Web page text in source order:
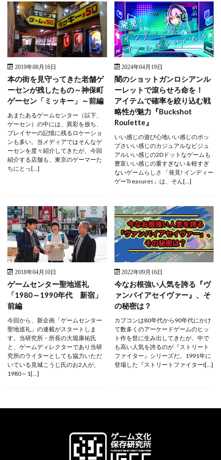
2019年08月16日
本の街を見守ってきた老舗ゲ
ーセンが残したもの～神保町
ゲーセン「ミッキー」～前編
あまたあるゲームセンター（以下、
ゲーセン）の中には、異彩を放ち、
プレイヤーの記憶に残るロケーショ
ンも多い。当メディアではそんなゲ
ーセンを度々紹介してきたが、今回
紹介する店舗も、東京のゲーマーた
ちにとっ[…]
2024年04月19日
闇のショットガンロシアンル
ーレットで滾らせろ命を！
アイテムで確率を絞り込む戦
略性が魅力『Buckshot
Roulette』
いい感じの遊び心地いい感じのポッ
プさいい感じのカジュアルなビジュ
アルいい感じの2Dドットなゲームも
豊富いい感じの重すぎない＆軽すぎ
ないゲームらしさ 「発見! インディー
ゲーTreasures」は、そん[…]
2018年04月10日
ゲームセンター聖地巡礼
「1980～1990年代 新宿」
前編
今回から、新企画「ゲームセンター
聖地巡礼」の連載がスタートしま
す。当研究所・所長の大堀康祐氏
と、ゲームディレクターであり当研
究所のライターとしても協力いただ
いている見城こうじ氏のお2人が、
1980～1[…]
2022年09月16日
今なお根強い人気を誇る『ヴ
ァンパイアセイヴァー』、そ
の秘密は？
カプコンは80年代から90年代にかけ
て数多くのアーケードゲームのヒッ
ト作を世に生み出してきたが、中で
も高い人気を誇るのが『ストリート
ファイター』シリーズだ。1991年に
登場した『ストリートファイターI[…]